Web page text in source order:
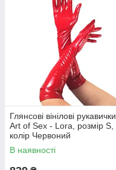
Глянсові вінілові рукавички
Art of Sex - Lora, розмір S,
колір Червоний
В наявності